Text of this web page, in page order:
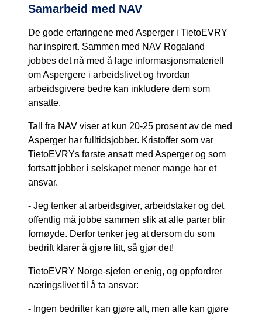
Samarbeid med NAV
De gode erfaringene med Asperger i TietoEVRY
har inspirert. Sammen med NAV Rogaland
jobbes det nå med å lage informasjonsmateriell
om Aspergere i arbeidslivet og hvordan
arbeidsgivere bedre kan inkludere dem som
ansatte.
Tall fra NAV viser at kun 20-25 prosent av de med
Asperger har fulltidsjobber. Kristoffer som var
TietoEVRYs første ansatt med Asperger og som
fortsatt jobber i selskapet mener mange har et
ansvar.
- Jeg tenker at arbeidsgiver, arbeidstaker og det
offentlig må jobbe sammen slik at alle parter blir
fornøyde. Derfor tenker jeg at dersom du som
bedrift klarer å gjøre litt, så gjør det!
TietoEVRY Norge-sjefen er enig, og oppfordrer
næringslivet til å ta ansvar:
- Ingen bedrifter kan gjøre alt, men alle kan gjøre